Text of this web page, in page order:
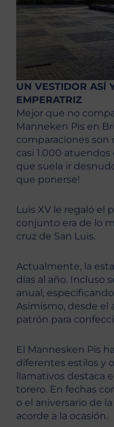
UN VESTIDOR ASÍ
EMPERATRIZ
Mejor que no
Manneken Pis en
comparaciones son
casi 1.000
que suela ir
que ponerse!
Luis XV le regaló el
conjunto era de lo
cruz de San Luis.
Actualmente, la
días al año. Incluso
anual,
Asimismo, desde el
patrón para
El Mannesken Pis
diferentes estilos y
llamativos destaca
torero. En fechas
o el aniversario de
acorde a la ocasión.